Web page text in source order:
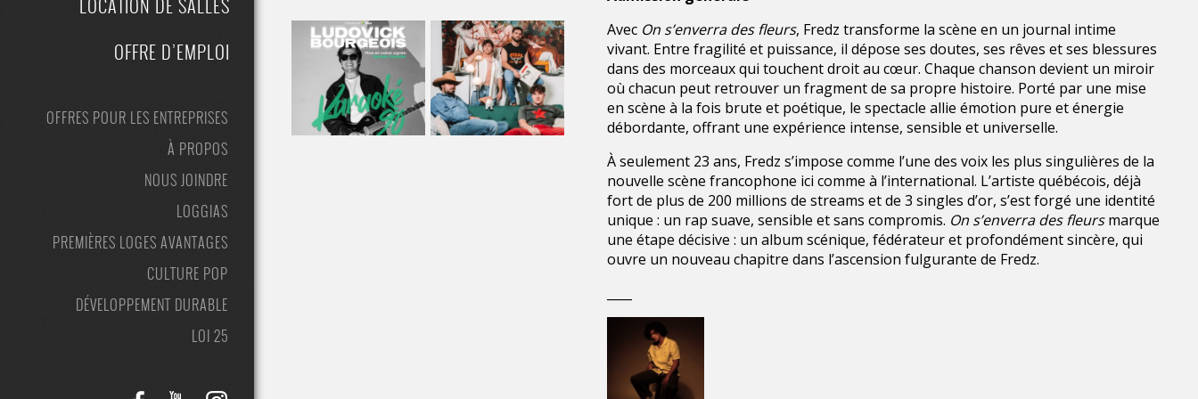
LOCATION DE SALLES
OFFRE D’EMPLOI
OFFRES POUR LES ENTREPRISES
À PROPOS
NOUS JOINDRE
LOGGIAS
PREMIÈRES LOGES AVANTAGES
CULTURE POP
DÉVELOPPEMENT DURABLE
LOI 25
Avec On s’enverra des fleurs, Fredz transforme la scène en un journal intime
vivant. Entre fragilité et puissance, il dépose ses doutes, ses rêves et ses blessures
dans des morceaux qui touchent droit au cœur. Chaque chanson devient un miroir
où chacun peut retrouver un fragment de sa propre histoire. Porté par une mise
en scène à la fois brute et poétique, le spectacle allie émotion pure et énergie
débordante, offrant une expérience intense, sensible et universelle.
À seulement 23 ans, Fredz s’impose comme l’une des voix les plus singulières de la
nouvelle scène francophone ici comme à l’international. L’artiste québécois, déjà
fort de plus de 200 millions de streams et de 3 singles d’or, s’est forgé une identité
unique : un rap suave, sensible et sans compromis. On s’enverra des fleursmarque
une étape décisive : un album scénique, fédérateur et profondément sincère, qui
ouvre un nouveau chapitre dans l’ascension fulgurante de Fredz.